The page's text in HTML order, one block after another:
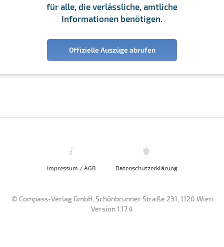
für alle, die verlässliche, amtliche
Informationen benötigen.
Offizielle Auszüge abrufen
Impressum / AGB Datenschutzerklärung
© Compass-Verlag GmbH, Schönbrunner Straße 231, 1120 Wien
Version 1.17.4